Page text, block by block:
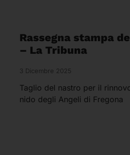
Rassegna stampa
– La Tribuna
3 Dicembre 2025
Taglio del nastro per il
nido degli Angeli di Fregona